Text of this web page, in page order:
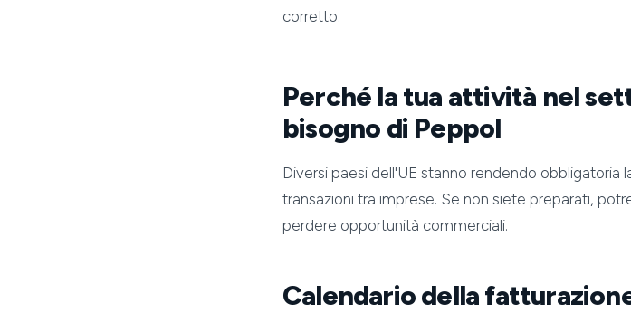
corretto.
Perché la tua attività nel
bisogno di Peppol
Diversi paesi dell'UE stanno rendendo obbligatoria
transazioni tra imprese. Se non siete preparati,
perdere opportunità commerciali.
Calendario della